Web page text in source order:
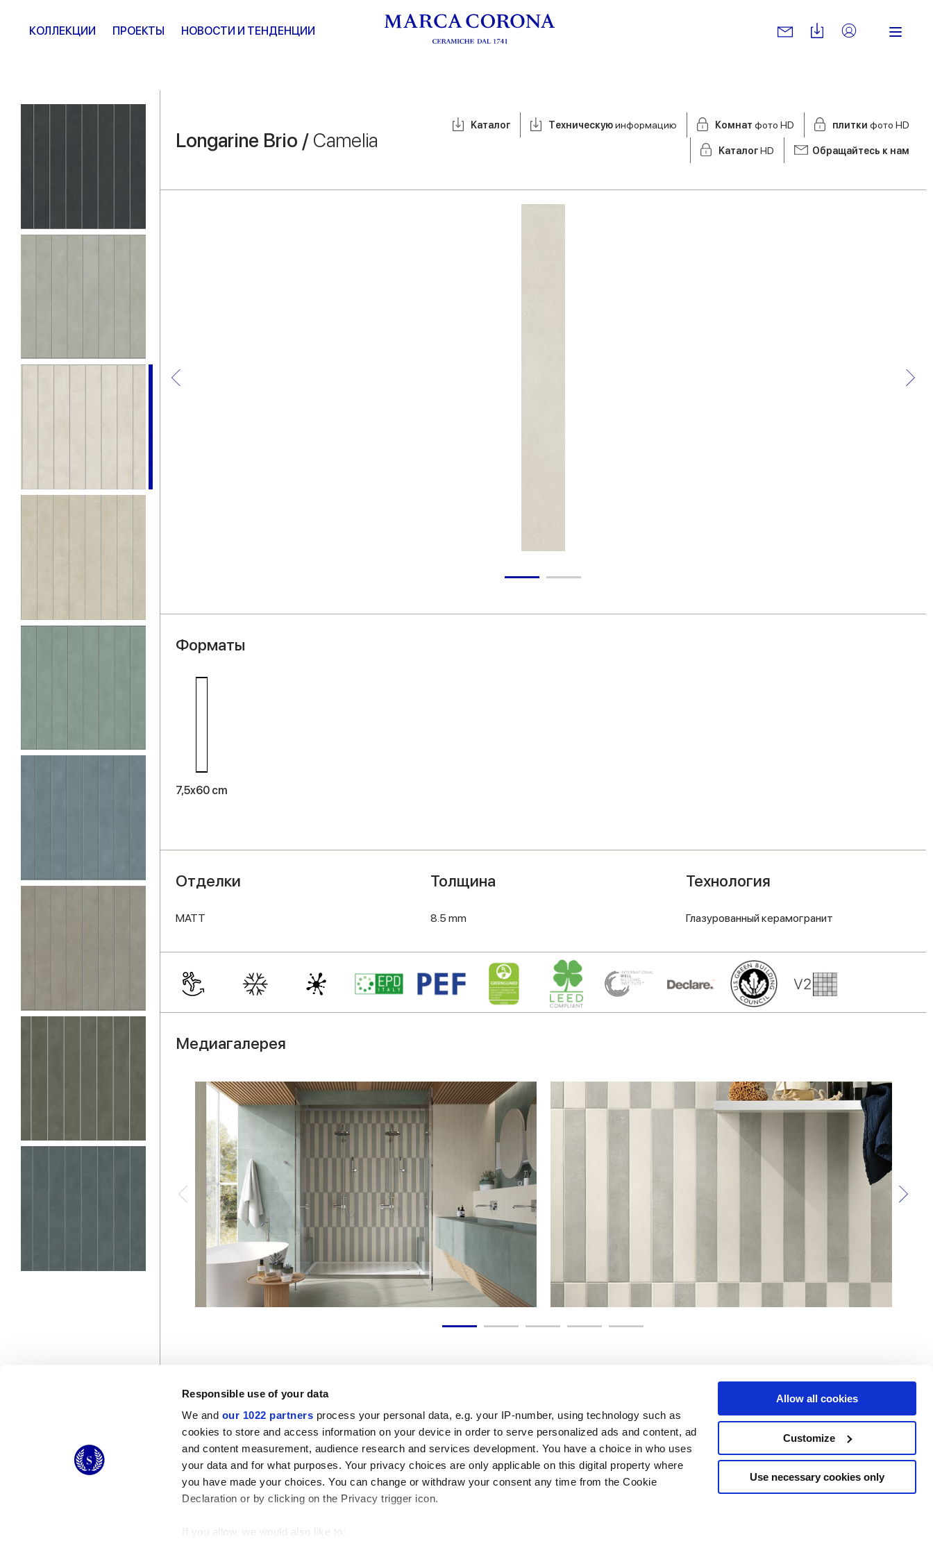
Responsible use of your data
We and our 1022 partners process your personal data, e.g. your IP-number, using technology such as
cookies to store and access information on your device in order to serve personalized ads and content, ad
and content measurement, audience research and services development. You have a choice in who uses
your data and for what purposes. Your privacy choices are only applicable on this digital property where
you have made your choices. You can change or withdraw your consent any time from the Cookie
Declaration or by clicking on the Privacy trigger icon.
If you allow, we would also like to:
Allow all cookies
Customize
Use necessary cookies only
КОЛЛЕКЦИИ ПРОЕКТЫ НОВОСТИ И ТЕНДЕНЦИИ
Longarine Brio / Camelia
Kаталог Tехническуюинформацию Комнат фото HD плитки фото HD
KаталогHD Обращайтесь к нам
Форматы
7,5x60 cm
Отделки
MATT
Толщина
8.5 mm
Технология
Глазурованный керамогранит
Медиагалерея
© 2026 CERAMICHE MARCA CORONA S.P.A.
Ceramiche Marca Corona
S.p.a. - P.IVA: IT00628160368
Via Emilia Romagna 7, 41049 Sassuolo (MO) Italy
T: +39 0536 867200
Полезные ссылки
Моя Marca Corona
Обращайтесь к нам
Galleria Marca Corona
Керамогранит
Юридическая зона
Условия продажи
Файлы cookie
Пересмотрите ваш выбор
Услуги
Зона загрузки
Территория профессионалов